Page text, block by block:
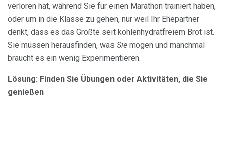
verloren hat, während Sie für einen Marathon trainiert haben,
oder um in die Klasse zu gehen, nur weil Ihr Ehepartner
denkt, dass es das Größte seit kohlenhydratfreiem Brot ist.
Sie müssen herausfinden, was Sie mögen und manchmal
braucht es ein wenig Experimentieren.
Lösung: Finden Sie Übungen oder Aktivitäten, die Sie
genießen